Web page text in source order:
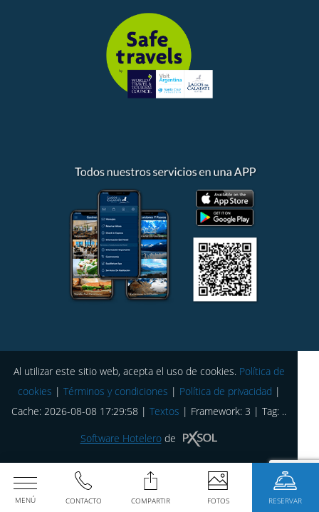
Al utilizar este sitio web, acepta el uso de cookies. Política de
cookies | Términos y condiciones | Política de privacidad |
Cache: 2026-08-08 17:29:58 | Textos | Framework: 3 | Tag: ..
Software Hotelerode
MENÚ CONTACTO COMPARTIR FOTOS RESERVAR